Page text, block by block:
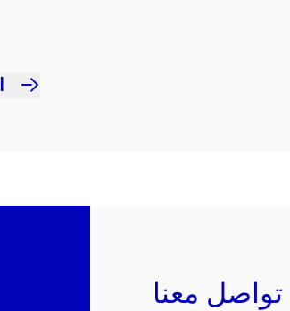
تواصل معنا